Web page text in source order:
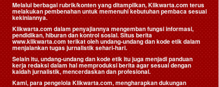
Melalui berbagai rubrik/konten yang ditampilkan, Klikwarta.com terus
melakukan pembenahan untuk memenuhi kebutuhan pembaca sesuai
kekiniannya.
Klikwarta.com dalam penyajiannya mengemban fungsi informasi,
pendidikan, hiburan dan kontrol sosial. Situs berita
www.klikwarta.com terikat oleh undang-undang dan kode etik dalam
menjalankan tugas jurnalistik sehari-hari.
Selain itu, undang-undang dan kode etik itu juga menjadi panduan
kerja redaksi dalam hal memproduksi berita agar sesuai dengan
kaidah jurnalistik, mencerdaskan dan profesional.
Kami, para pengelola Klikwarta.com, mengharapkan dukungan